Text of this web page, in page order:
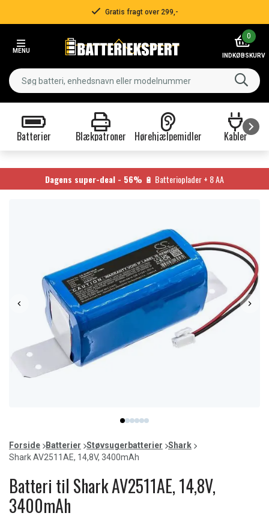
Gratis fragt over 299,-
MENU
0
INDKØBSKURV
Batterier Blækpatroner Hørehjælpemidler Kabler
9
Dagens super-deal - 56% 🔋 Batterioplader + 8 AA
item
0
item
1
item
2
item
3
item
4
item
5
of
6
Forside Batterier Støvsugerbatterier
Shark
Shark AV2511AE, 14,8V, 3400mAh
Batteri til Shark AV2511AE, 14,8V,
3400mAh